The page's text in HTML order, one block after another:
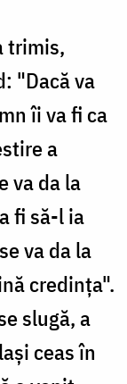
trimis,
"Dacă va
îi va fi ca
a
va da la
fi să-l ia
va da la
credinţa".
slugă, a
ceas în